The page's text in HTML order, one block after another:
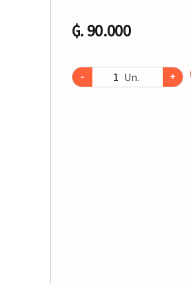
₲. 90.000
- Un. +